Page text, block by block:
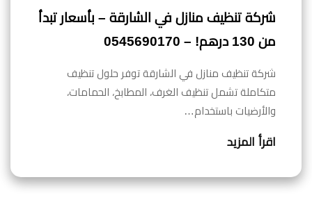
شركة تنظيف منازل في الشارقة – بأسعار تبدأ
من 130 درهم! – 0545690170
شركة تنظيف منازل في الشارقة توفر حلول تنظيف
متكاملة تشمل تنظيف الغرف، المطابخ، الحمامات،
والأرضيات باستخدام…
اقرأ المزيد